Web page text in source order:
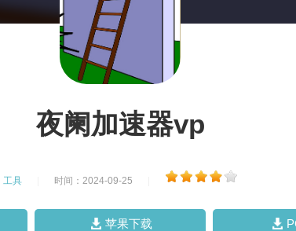
夜阑加速器vp
工具 时间：2024-09-25
苹果下载